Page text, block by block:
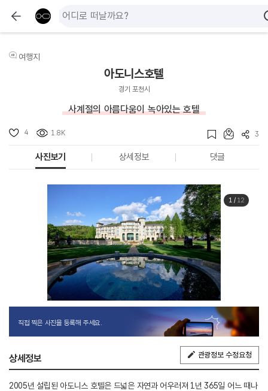
여행지
아도니스호텔
경기 포천시
사계절의 아름다움이 녹아있는 호텔
4 1.8K 3
사진보기 상세정보 댓글
1/ 12
직접 찍은 사진을 등록해 주세요.
상세정보 관광정보 수정요청
2005년 설립된 아도니스 호텔은 드넓은 자연과 어우러져 1년 365일 어느 때나